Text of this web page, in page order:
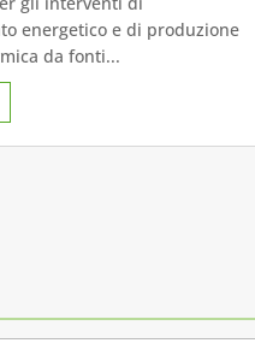
energetico e di produzione
da fonti...